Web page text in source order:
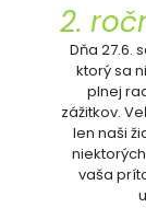
2.
Dňa 27.6.
ktorý sa
plnej
zážitkov.
len naši
vaša